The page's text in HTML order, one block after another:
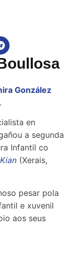
González
en
a segunda
Infantil co
(Xerais,
pesar pola
e xuvenil
aos seus